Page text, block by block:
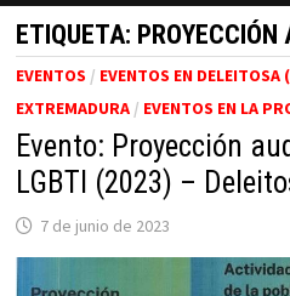
ETIQUETA: PROYECCIÓN
EVENTOS / EVENTOS EN DELEITOSA
EXTREMADURA/ EVENTOS EN LA
Evento: Proyección
LGBTI (2023) –
7 de junio de 2023